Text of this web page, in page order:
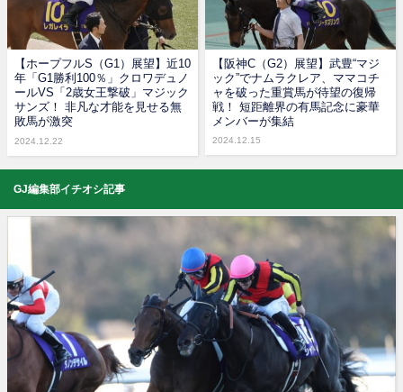
【ホープフルS（G1）展望】近10
年「G1勝利100％」クロワデュノ
ールVS「2歳女王撃破」マジック
サンズ！ 非凡な才能を見せる無
敗馬が激突
2024.12.22
【阪神C（G2）展望】武豊“マジ
ック”でナムラクレア、ママコチ
ャを破った重賞馬が待望の復帰
戦！ 短距離界の有馬記念に豪華
メンバーが集結
2024.12.15
GJ編集部イチオシ記事